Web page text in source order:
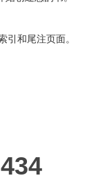
和尾注页面。